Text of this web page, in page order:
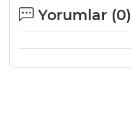
Yorumlar (0)